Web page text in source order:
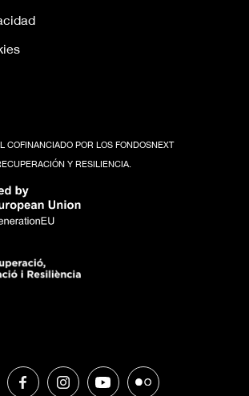
COFINANCIADO POR LOS FONDOSNEXT
Y RESILIENCIA.